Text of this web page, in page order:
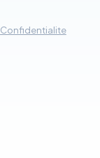
Confidentialite